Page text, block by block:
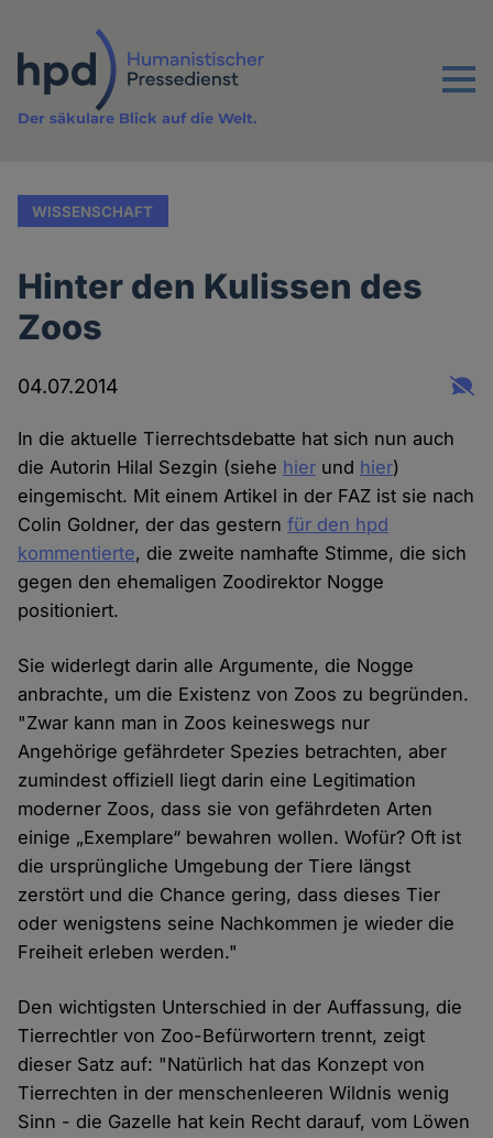
Inhalt
Menu
Der säkulare Blick auf die Welt.
WISSENSCHAFT
Hinter den Kulissen des
Zoos
04.07.2014
In die aktuelle Tierrechtsdebatte hat sich nun auch
die Autorin Hilal Sezgin (siehe hier und hier)
eingemischt. Mit einem Artikel in der FAZ ist sie nach
Colin Goldner, der das gesternfür den hpd
kommentierte, die zweite namhafte Stimme, die sich
gegen den ehemaligen Zoodirektor Nogge
positioniert.
Sie widerlegt darin alle Argumente, die Nogge
anbrachte, um die Existenz von Zoos zu begründen.
"Zwar kann man in Zoos keineswegs nur
Angehörige gefährdeter Spezies betrachten, aber
zumindest offiziell liegt darin eine Legitimation
moderner Zoos, dass sie von gefährdeten Arten
einige „Exemplare“ bewahren wollen. Wofür? Oft ist
die ursprüngliche Umgebung der Tiere längst
zerstört und die Chance gering, dass dieses Tier
oder wenigstens seine Nachkommen je wieder die
Freiheit erleben werden."
Den wichtigsten Unterschied in der Auffassung, die
Tierrechtler von Zoo-Befürwortern trennt, zeigt
dieser Satz auf: "Natürlich hat das Konzept von
Tierrechten in der menschenleeren Wildnis wenig
Sinn - die Gazelle hat kein Recht darauf, vom Löwen